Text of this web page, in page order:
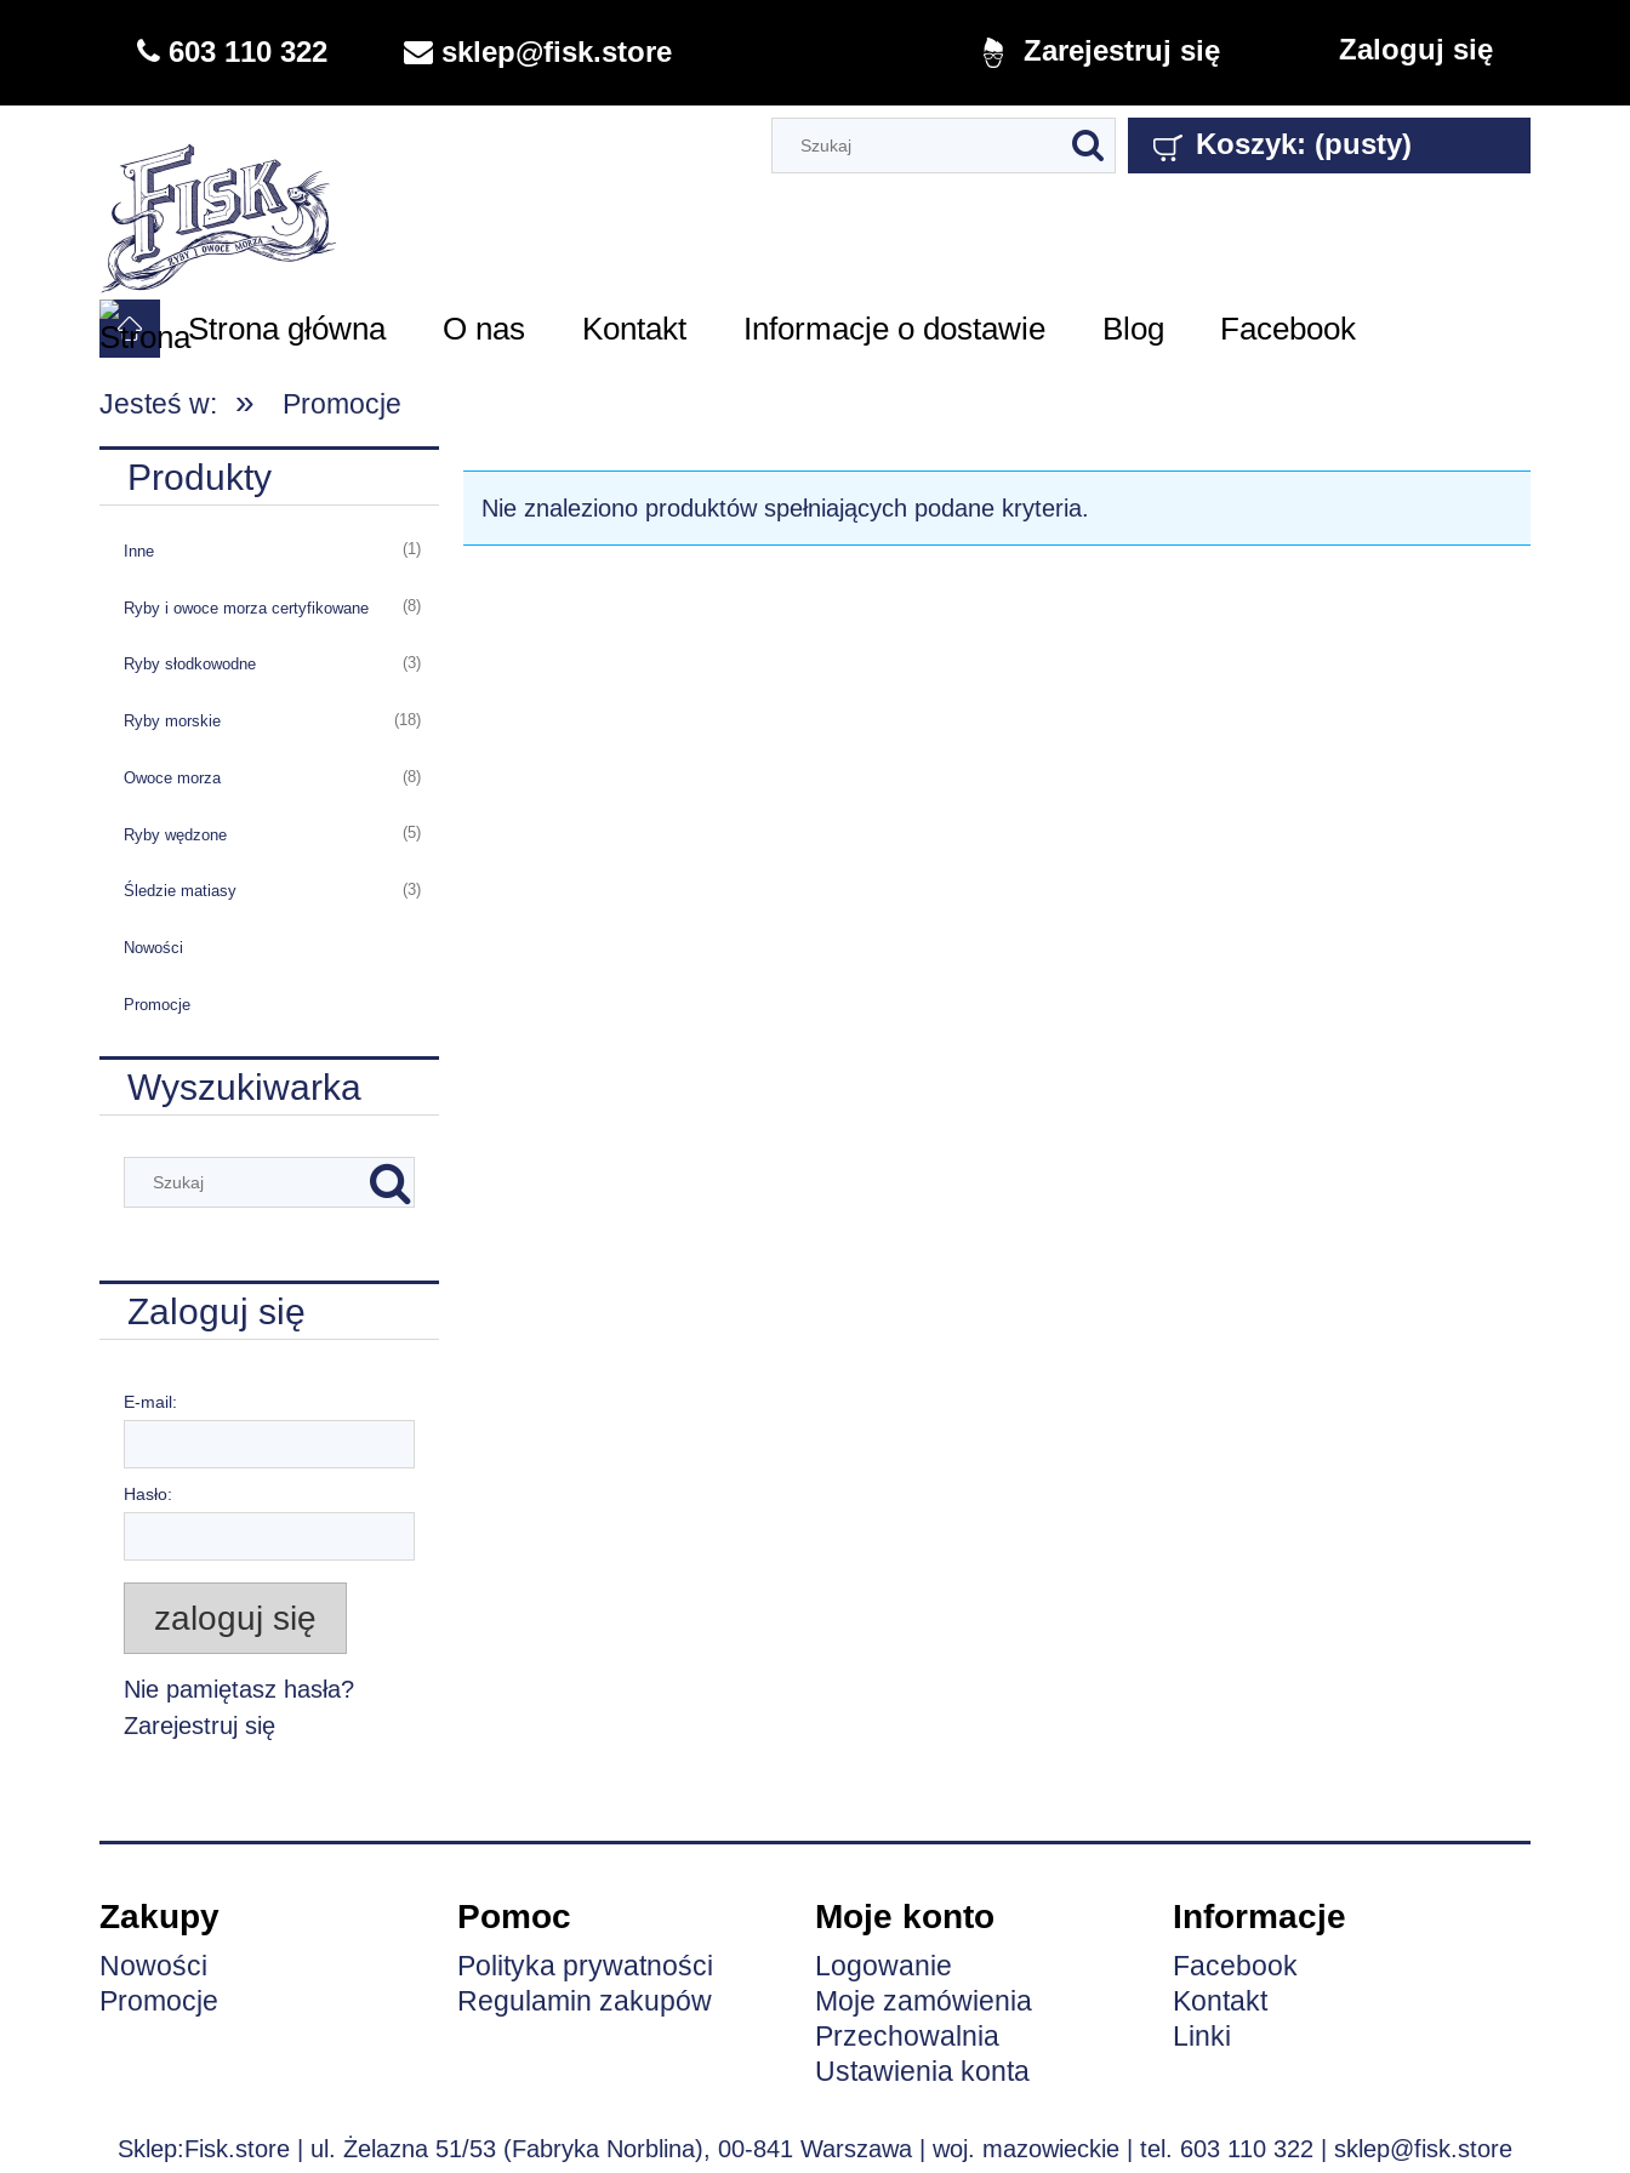
603 110 322 sklep@fisk.store Zarejestruj się Zaloguj się
Koszyk: (pusty)
Strona główna O nas Kontakt Informacje o dostawie Blog Facebook
Jesteś w: » Promocje
Produkty
Inne (1)
Ryby i owoce morza certyfikowane (8)
Ryby słodkowodne (3)
Ryby morskie (18)
Owoce morza (8)
Ryby wędzone (5)
Śledzie matiasy (3)
Nowości
Promocje
Wyszukiwarka
Zaloguj się
E-mail:
Hasło:
zaloguj się
Nie pamiętasz hasła?
Zarejestruj się
Nie znaleziono produktów spełniających podane kryteria.
Zakupy
Nowości
Promocje
Pomoc
Polityka prywatności
Regulamin zakupów
Moje konto
Logowanie
Moje zamówienia
Przechowalnia
Ustawienia konta
Informacje
Facebook
Kontakt
Linki
Sklep:Fisk.store | ul. Żelazna 51/53 (Fabryka Norblina), 00-841 Warszawa | woj. mazowieckie | tel. 603 110 322 | sklep@fisk.store